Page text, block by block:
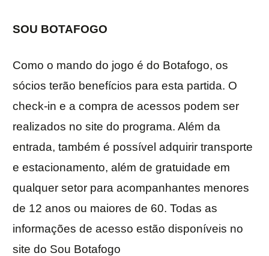
SOU BOTAFOGO
Como o mando do jogo é do Botafogo, os
sócios terão benefícios para esta partida. O
check-in e a compra de acessos podem ser
realizados no site do programa. Além da
entrada, também é possível adquirir transporte
e estacionamento, além de gratuidade em
qualquer setor para acompanhantes menores
de 12 anos ou maiores de 60. Todas as
informações de acesso estão disponíveis no
site do Sou Botafogo